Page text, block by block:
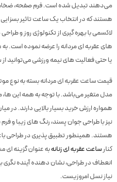
می‌دهند تبدیل شده است. فرم صفحه،
هستند که در انتخاب یک ساعت تاثیر بسزایی
لاکسمی با بهره گیری از تکنولوژی روز و
های عقربه ای مردانه را عرضه نموده است.
یا حتی فعالیت های نیمه ورزشی می‌توانید
قیمت ساعت عقربه ای مردانه بسته به نوع
مدل متغیر می‌باشد. با توجه به همه این
همواره ارزش خرید بسیار بالایی دارند. در
نیز با طراحی جوان پسند، رنگ های زیبا و
هستند. همینطور تطبیق پذیری در طراحی
کنارساعت عقربه ای زنانهبه عنوان گزینه ای
انعطاف در طراحی، نشان دهنده آینده
نیاز نسل امروزیست.